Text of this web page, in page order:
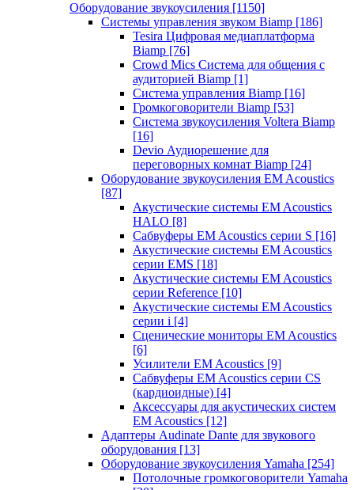
Оборудование звукоусиления [1150]
Системы управления звуком Biamp [186]
Tesira Цифровая медиаплатформа
Biamp [76]
Crowd Mics Система для общения с
аудиторией Biamp [1]
Система управления Biamp [16]
Громкоговорители Biamp [53]
Система звукоусиления Voltera Biamp
[16]
Devio Аудиорешение для
переговорных комнат Biamp [24]
Оборудование звукоусиления EM Acoustics
[87]
Акустические системы EM Acoustics
HALO [8]
Сабвуферы EM Acoustics серии S [16]
Акустические системы EM Acoustics
серии EMS [18]
Акустические системы EM Acoustics
серии Reference [10]
Акустические системы EM Acoustics
серии i [4]
Сценические мониторы EM Acoustics
[6]
Усилители EM Acoustics [9]
Сабвуферы EM Acoustics серии CS
(кардиоидные) [4]
Аксессуары для акустических систем
EM Acoustics [12]
Адаптеры Audinate Dante для звукового
оборудования [13]
Оборудование звукоусиления Yamaha [254]
Потолочные громкоговорители Yamaha